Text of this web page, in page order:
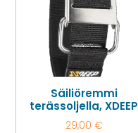
Säiliöremmi
terässoljella, XDEEP
29,00 €